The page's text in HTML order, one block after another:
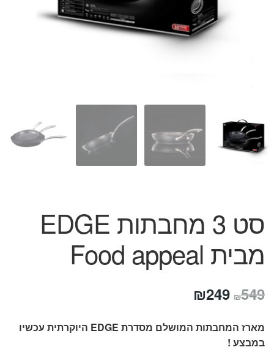
המותגים שלנו
מתנות לחנוכת בית
תשלום
סט 3 מחבתות EDGE
מבית Food appeal
₪549 המחיר
היה:
₪249
הוא:
מארז המחבתות המושלם מסדרת EDGE היוקרתית עכשיו
במבצע !